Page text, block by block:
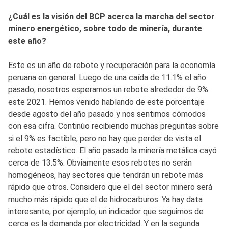
¿Cuál es la visión del BCP acerca la marcha del sector
minero energético, sobre todo de minería, durante
este año?
Este es un año de rebote y recuperación para la economía
peruana en general. Luego de una caída de 11.1% el año
pasado, nosotros esperamos un rebote alrededor de 9%
este 2021. Hemos venido hablando de este porcentaje
desde agosto del año pasado y nos sentimos cómodos
con esa cifra. Continúo recibiendo muchas preguntas sobre
si el 9% es factible, pero no hay que perder de vista el
rebote estadístico. El año pasado la minería metálica cayó
cerca de 13.5%. Obviamente esos rebotes no serán
homogéneos, hay sectores que tendrán un rebote más
rápido que otros. Considero que el del sector minero será
mucho más rápido que el de hidrocarburos. Ya hay data
interesante, por ejemplo, un indicador que seguimos de
cerca es la demanda por electricidad. Y en la segunda